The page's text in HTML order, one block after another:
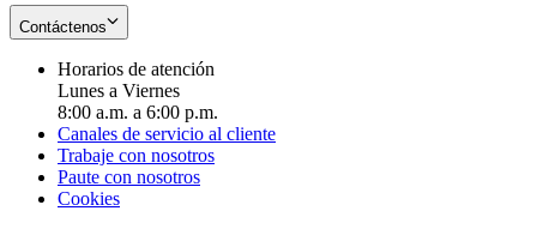
Contáctenos
Horarios de atención
Lunes a Viernes
8:00 a.m. a 6:00 p.m.
Canales de servicio al cliente
Trabaje con nosotros
Paute con nosotros
Cookies